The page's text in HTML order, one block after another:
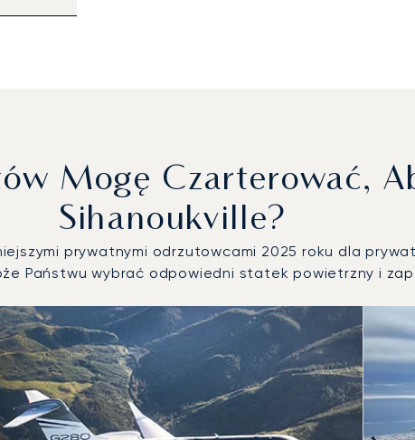
Mogę Czarterować,
Sihanoukville?
prywatnymi odrzutowcami 2025 roku dla
Państwu wybrać odpowiedni statek powietrzny i
według liczby operacji lotniczych w 2025 roku